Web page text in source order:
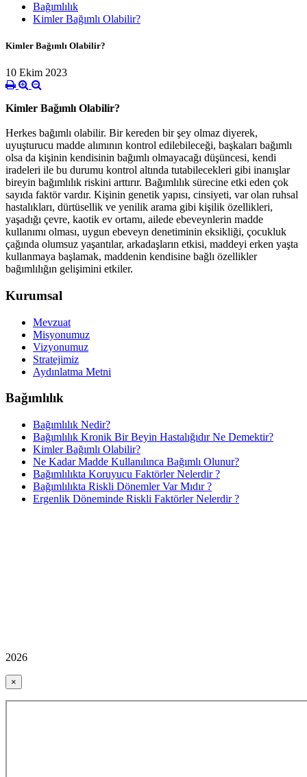
Bağımlılık
Kimler Bağımlı Olabilir?
Kimler Bağımlı Olabilir?
10 Ekim 2023
Kimler Bağımlı Olabilir?
Herkes bağımlı olabilir. Bir kereden bir şey olmaz diyerek,
uyuşturucu madde alımının kontrol edilebileceği, başkaları bağımlı
olsa da kişinin kendisinin bağımlı olmayacağı düşüncesi, kendi
iradeleri ile bu durumu kontrol altında tutabilecekleri gibi inanışlar
bireyin bağımlılık riskini arttırır. Bağımlılık sürecine etki eden çok
sayıda faktör vardır. Kişinin genetik yapısı, cinsiyeti, var olan ruhsal
hastalıkları, dürtüsellik ve yenilik arama gibi kişilik özellikleri,
yaşadığı çevre, kaotik ev ortamı, ailede ebeveynlerin madde
kullanımı olması, uygun ebeveyn denetiminin eksikliği, çocukluk
çağında olumsuz yaşantılar, arkadaşların etkisi, maddeyi erken yaşta
kullanmaya başlamak, maddenin kendisine bağlı özellikler
bağımlılığın gelişimini etkiler.
Kurumsal
Mevzuat
Misyonumuz
Vizyonumuz
Stratejimiz
Aydınlatma Metni
Bağımlılık
Bağımlılık Nedir?
Bağımlılık Kronik Bir Beyin Hastalığıdır Ne Demektir?
Kimler Bağımlı Olabilir?
Ne Kadar Madde Kullanılınca Bağımlı Olunur?
Bağımlılıkta Koruyucu Faktörler Nelerdir ?
Bağımlılıkta Riskli Dönemler Var Mıdır ?
Ergenlik Döneminde Riskli Faktörler Nelerdir ?
2026
×